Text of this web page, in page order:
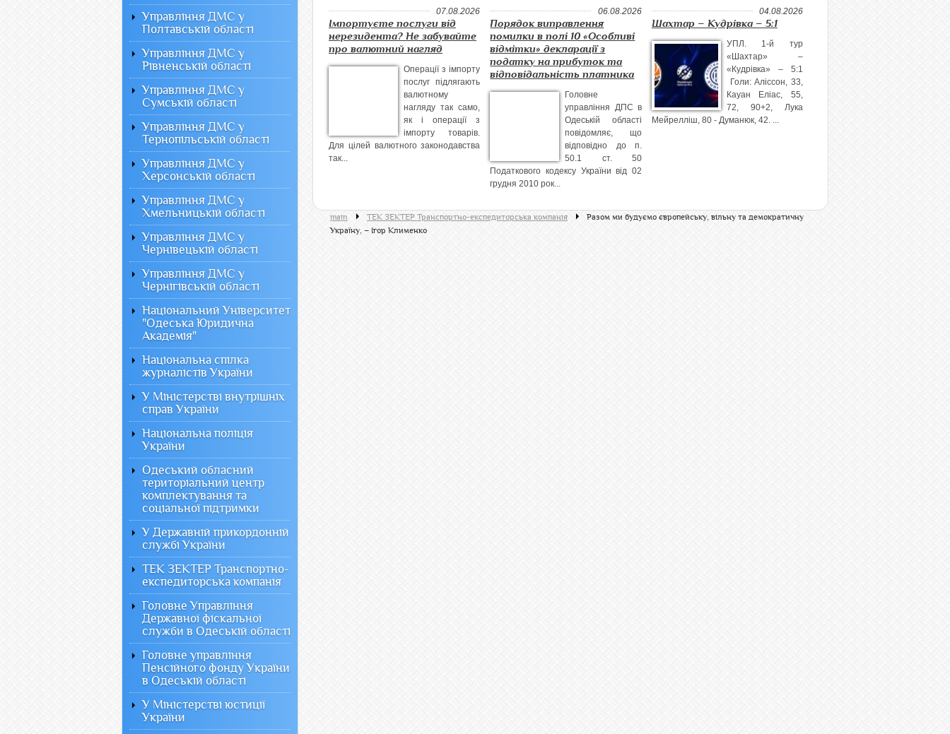
07.08.2026
Імпортуєте послуги від
нерезидента? Не забувайте
про валютний нагляд
Операції з імпорту
послуг підлягають
валютному
нагляду так само,
як і операції з
імпорту товарів.
Для цілей валютного законодавства
так...
06.08.2026
Порядок виправлення
помилки в полі 10 «Особливі
відмітки» декларації з
податку на прибуток та
відповідальність платника
Головне
управління ДПС в
Одеській області
повідомляє, що
відповідно до п.
50.1 ст. 50
Податкового кодексу України від 02
грудня 2010 рок...
04.08.2026
Шахтар – Кудрівка – 5:1
УПЛ. 1-й тур
«Шахтар» –
«Кудрівка» – 5:1
Голи: Аліссон, 33,
Кауан Еліас, 55,
72, 90+2, Лука
Мейрелліш, 80 - Думанюк, 42. ...
main ТЕК ЗЕКТЕР Транспортно-експедиторська компанія
Разом ми будуємо європейську, вільну та демократичну
Україну, – Ігор Клименко
Управління ДМС у
Полтавській області
Управління ДМС у
Рівненській області
Управління ДМС у
Сумській області
Управління ДМС у
Тернопільській області
Управління ДМС у
Херсонській області
Управління ДМС у
Хмельницькій області
Управління ДМС у
Чернівецькій області
Управління ДМС у
Чернігівській області
Національний Університет
"Одеська Юридична
Академія"
Національна спілка
журналістів України
У Міністерстві внутрішніх
справ України
Національна поліція
України
Одеський обласний
територіальний центр
комплектування та
соціальної підтримки
У Державній прикордонній
службі України
ТЕК ЗЕКТЕР Транспортно-
експедиторська компанія
Головне Управління
Державної фіскальної
служби в Одеській області
Головне управління
Пенсійного фонду України
в Одеській області
У Міністерстві юстиції
України